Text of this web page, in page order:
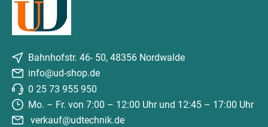
Bahnhofstr. 46- 50, 48356 Nordwalde
info@ud-shop.de
0 25 73 955 950
Mo. – Fr. von 7:00 – 12:00 Uhr und 12:45 – 17:00 Uhr
verkauf@udtechnik.de